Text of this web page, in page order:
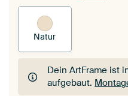
Natur
Dein ArtFrame ist
aufgebaut.